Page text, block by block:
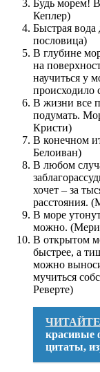
Будь морем!
Кеплер)
Быстрая вода
пословица)
В глубине
на
научиться у
В жизни все
подумать.
Кристи)
В конечном
Белоиван)
В любом
хочет – за
расстояния.
В море
можно.
В открытом
быстрее, а
можно
мучиться
Реверте)
красивые
цитаты,